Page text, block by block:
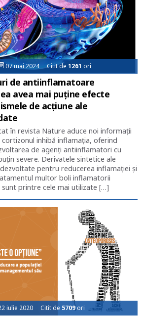
07 mai 2024 Citit de1261 ori
de antiinflamatoare
avea mai puține efecte
de acțiune ale
în revista Nature aduce noi informații
inhibă inflamația, oferind
de agenți antiinflamatori cu
severe. Derivatele sintetice ale
pentru reducerea inflamației și
multor boli inflamatorii
sunt printre cele mai utilizate […]
iulie 2020 Citit de 5709ori